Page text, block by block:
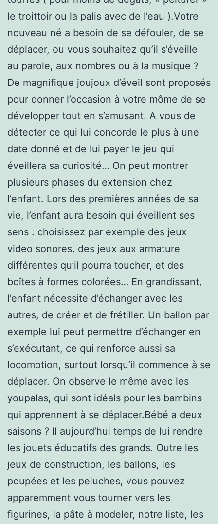
le troittoir ou la palis avec de l’eau ).Votre
nouveau né a besoin de se défouler, de se
déplacer, ou vous souhaitez qu’il s’éveille
au parole, aux nombres ou à la musique ?
De magnifique joujoux d’éveil sont proposés
pour donner l’occasion à votre môme de se
développer tout en s’amusant. A vous de
détecter ce qui lui concorde le plus à une
date donné et de lui payer le jeu qui
éveillera sa curiosité… On peut montrer
plusieurs phases du extension chez
l’enfant. Lors des premières années de sa
vie, l’enfant aura besoin qui éveillent ses
sens : choisissez par exemple des jeux
video sonores, des jeux aux armature
différentes qu’il pourra toucher, et des
boîtes à formes colorées… En grandissant,
l’enfant nécessite d’échanger avec les
autres, de créer et de frétiller. Un ballon par
exemple lui peut permettre d’échanger en
s’exécutant, ce qui renforce aussi sa
locomotion, surtout lorsqu’il commence à se
déplacer. On observe le même avec les
youpalas, qui sont idéals pour les bambins
qui apprennent à se déplacer.Bébé a deux
saisons ? Il aujourd’hui temps de lui rendre
les jouets éducatifs des grands. Outre les
jeux de construction, les ballons, les
poupées et les peluches, vous pouvez
apparemment vous tourner vers les
figurines, la pâte à modeler, notre liste, les